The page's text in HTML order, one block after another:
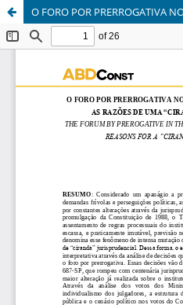
O FORO POR PRERROGATIVA